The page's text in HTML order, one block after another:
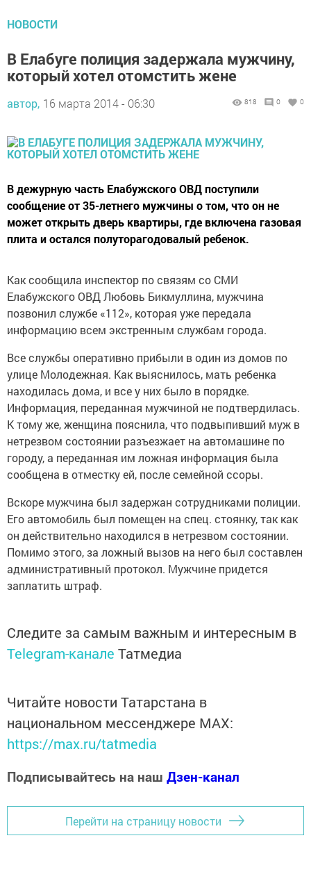
НОВОСТИ
В Елабуге полиция задержала мужчину,
который хотел отомстить жене
автор, 16 марта 2014 - 06:30 818 0 0
В дежурную часть Елабужского ОВД поступили
сообщение от 35-летнего мужчины о том, что он не
может открыть дверь квартиры, где включена газовая
плита и остался полуторагодовалый ребенок.
Как сообщила инспектор по связям со СМИ
Елабужского ОВД Любовь Бикмуллина, мужчина
позвонил службе «112», которая уже передала
информацию всем экстренным службам города.
Все службы оперативно прибыли в один из домов по
улице Молодежная. Как выяснилось, мать ребенка
находилась дома, и все у них было в порядке.
Информация, переданная мужчиной не подтвердилась.
К тому же, женщина пояснила, что подвыпивший муж в
нетрезвом состоянии разъезжает на автомашине по
городу, а переданная им ложная информация была
сообщена в отместку ей, после семейной ссоры.
Вскоре мужчина был задержан сотрудниками полиции.
Его автомобиль был помещен на спец. стоянку, так как
он действительно находился в нетрезвом состоянии.
Помимо этого, за ложный вызов на него был составлен
административный протокол. Мужчине придется
заплатить штраф.
Следите за самым важным и интересным в
Telegram-канале Татмедиа
Читайте новости Татарстана в
национальном мессенджере MАХ:
https://max.ru/tatmedia
Подписывайтесь на наш Дзен-канал
Перейти на страницу новости